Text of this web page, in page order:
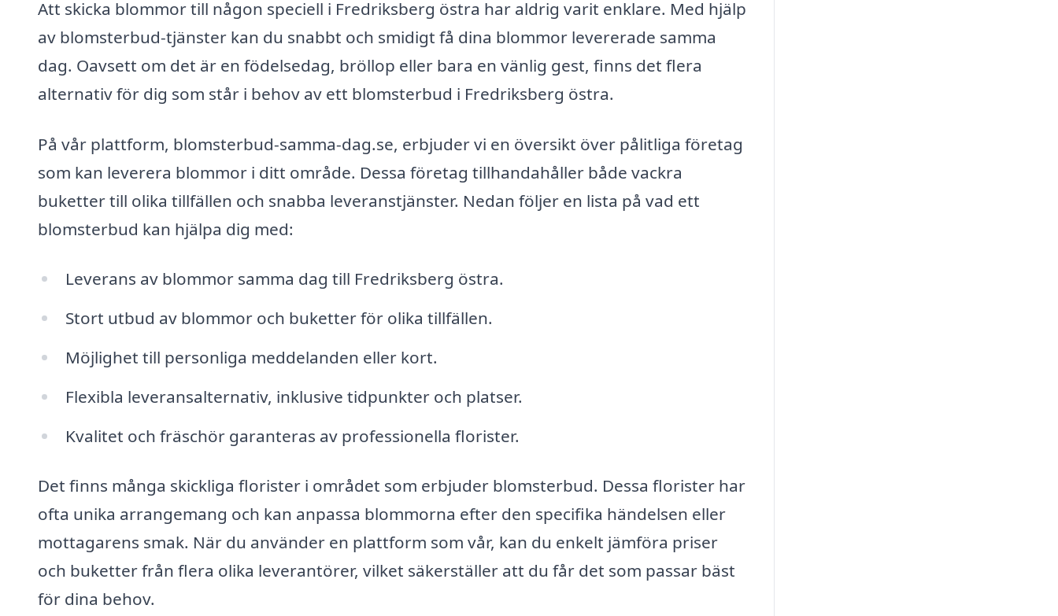
Att skicka blommor till någon speciell i Fredriksberg östra har aldrig varit enklare. Med hjälp
av blomsterbud-tjänster kan du snabbt och smidigt få dina blommor levererade samma
dag. Oavsett om det är en födelsedag, bröllop eller bara en vänlig gest, finns det flera
alternativ för dig som står i behov av ett blomsterbud i Fredriksberg östra.
På vår plattform, blomsterbud-samma-dag.se, erbjuder vi en översikt över pålitliga företag
som kan leverera blommor i ditt område. Dessa företag tillhandahåller både vackra
buketter till olika tillfällen och snabba leveranstjänster. Nedan följer en lista på vad ett
blomsterbud kan hjälpa dig med:
Leverans av blommor samma dag till Fredriksberg östra.
Stort utbud av blommor och buketter för olika tillfällen.
Möjlighet till personliga meddelanden eller kort.
Flexibla leveransalternativ, inklusive tidpunkter och platser.
Kvalitet och fräschör garanteras av professionella florister.
Det finns många skickliga florister i området som erbjuder blomsterbud. Dessa florister har
ofta unika arrangemang och kan anpassa blommorna efter den specifika händelsen eller
mottagarens smak. När du använder en plattform som vår, kan du enkelt jämföra priser
och buketter från flera olika leverantörer, vilket säkerställer att du får det som passar bäst
för dina behov.